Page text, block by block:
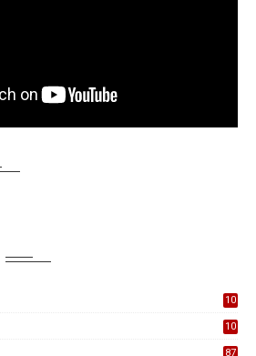
10
10
87